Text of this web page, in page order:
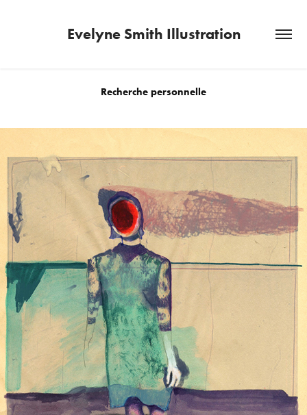
Evelyne Smith Illustration
Recherche personnelle